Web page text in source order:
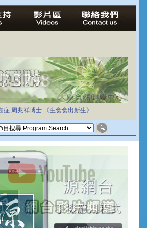
症 周兆祥博士 《生食食出新生》